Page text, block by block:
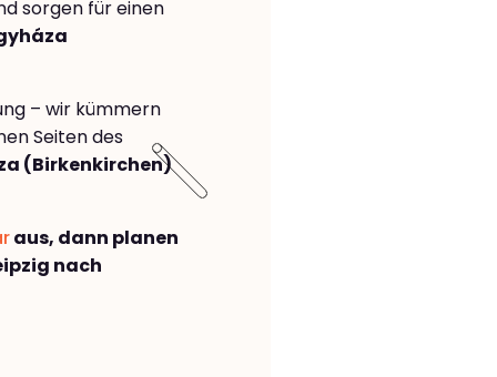
sorgen für einen
– wir kümmern
Seiten des
(Birkenkirchen)
aus, dann planen
nach